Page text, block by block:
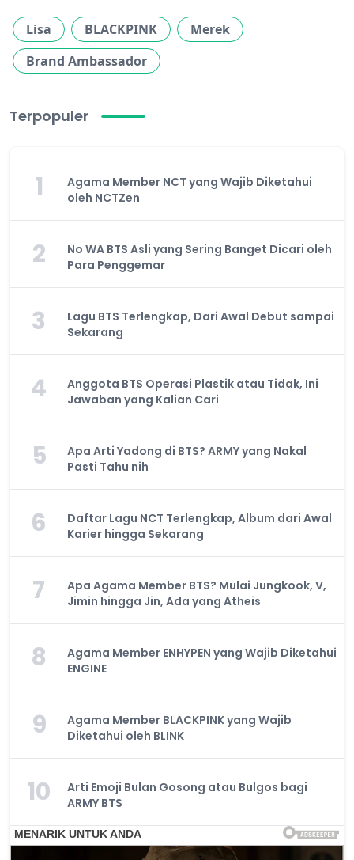
Lisa BLACKPINK
Merek
Brand Ambassador
Terpopuler
1
Agama Member NCT yang Wajib Diketahui
oleh NCTZen
2
No WA BTS Asli yang Sering Banget Dicari oleh
Para Penggemar
3
Lagu BTS Terlengkap, Dari Awal Debut sampai
Sekarang
4
Anggota BTS Operasi Plastik atau Tidak, Ini
Jawaban yang Kalian Cari
5
Apa Arti Yadong di BTS? ARMY yang Nakal
Pasti Tahu nih
6
Daftar Lagu NCT Terlengkap, Album dari Awal
Karier hingga Sekarang
7
Apa Agama Member BTS? Mulai Jungkook, V,
Jimin hingga Jin, Ada yang Atheis
8
Agama Member ENHYPEN yang Wajib Diketahui
ENGINE
9
Agama Member BLACKPINK yang Wajib
Diketahui oleh BLINK
10
Arti Emoji Bulan Gosong atau Bulgos bagi
ARMY BTS